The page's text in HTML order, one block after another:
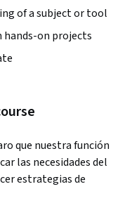
of a subject or tool
on projects
que nuestra función
las necesidades del
estrategias de
es un reto